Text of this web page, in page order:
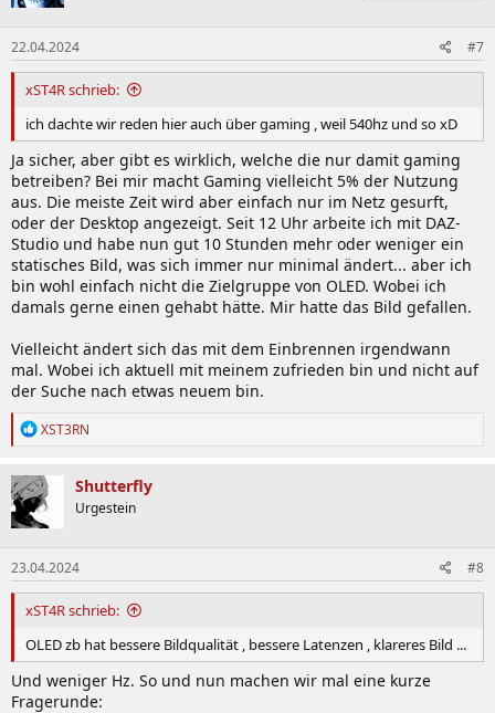
22.04.2024 #7
xST4R schrieb:
ich dachte wir reden hier auch über gaming , weil 540hz und so xD
Ja sicher, aber gibt es wirklich, welche die nur damit gaming
betreiben? Bei mir macht Gaming vielleicht 5% der Nutzung
aus. Die meiste Zeit wird aber einfach nur im Netz gesurft,
oder der Desktop angezeigt. Seit 12 Uhr arbeite ich mit DAZ-
Studio und habe nun gut 10 Stunden mehr oder weniger ein
statisches Bild, was sich immer nur minimal ändert... aber ich
bin wohl einfach nicht die Zielgruppe von OLED. Wobei ich
damals gerne einen gehabt hätte. Mir hatte das Bild gefallen.
Vielleicht ändert sich das mit dem Einbrennen irgendwann
mal. Wobei ich aktuell mit meinem zufrieden bin und nicht auf
der Suche nach etwas neuem bin.
R
k
t
i
o
n
e
n
:
XST3RN
Shutterfly
Urgestein
23.04.2024 #8
xST4R schrieb:
OLED zb hat bessere Bildqualität , bessere Latenzen , klareres Bild ...
Und weniger Hz. So und nun machen wir mal eine kurze
Fragerunde: